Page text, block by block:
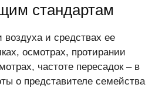
стандартам
и средствах ее
осмотрах, протирании
частоте пересадок – в
о представителе семейства